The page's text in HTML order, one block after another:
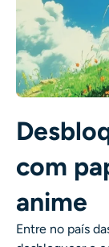
com
anime
Entre no país